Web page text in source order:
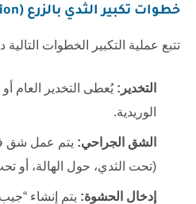
خطوات تكبير الثدي بالزرع (Breast Augmentation)
تتبع عملية التكبير الخطوات
التخدير: يُعطى التخدير العام
الوريدية.
الشق الجراحي: يتم عمل شق
(تحت الثدي، حول الهالة، أو
إدخال الحشوة: يتم إنشاء